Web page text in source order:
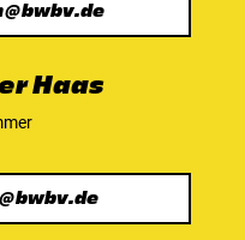
Haas